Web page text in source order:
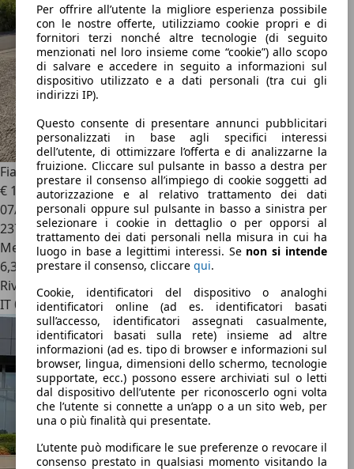
Per offrire all’utente la migliore esperienza possibile
con le nostre offerte, utilizziamo cookie propri e di
fornitori terzi nonché altre tecnologie (di seguito
menzionati nel loro insieme come “cookie”) allo scopo
di salvare e accedere in seguito a informazioni sul
dispositivo utilizzato e a dati personali (tra cui gli
indirizzi IP).
Questo consente di presentare annunci pubblicitari
personalizzati in base agli specifici interessi
dell’utente, di ottimizzare l’offerta e di analizzarne la
fruizione. Cliccare sul pulsante in basso a destra per
prestare il consenso all’impiego di cookie soggetti ad
autorizzazione e al relativo trattamento dei dati
personali oppure sul pulsante in basso a sinistra per
selezionare i cookie in dettaglio o per opporsi al
trattamento dei dati personali nella misura in cui ha
luogo in base a legittimi interessi. Se non si intende
prestare il consenso, cliccare qui.
Cookie, identificatori del dispositivo o analoghi
identificatori online (ad es. identificatori basati
sull’accesso, identificatori assegnati casualmente,
identificatori basati sulla rete) insieme ad altre
informazioni (ad es. tipo di browser e informazioni sul
browser, lingua, dimensioni dello schermo, tecnologie
supportate, ecc.) possono essere archiviati sul o letti
dal dispositivo dell’utente per riconoscerlo ogni volta
che l’utente si connette a un’app o a un sito web, per
una o più finalità qui presentate.
L’utente può modificare le sue preferenze o revocare il
consenso prestato in qualsiasi momento visitando la
Fiat MultiplaMultipla II 2004 1.6 16v natural power Active
€ 1.500
07/2008
237.000 km
Metano
6,3 kg/100 km (comb.)
Rivenditore
IT 00159